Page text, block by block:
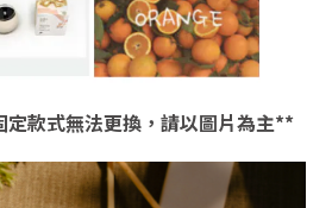
款式無法更換，請以圖片為主**